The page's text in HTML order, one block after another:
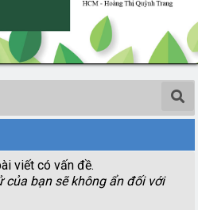
viết có vấn đề.
bạn sẽ không ẩn đối với